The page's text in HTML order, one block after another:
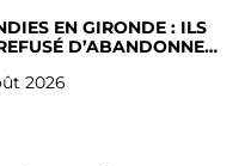
EN GIRONDE : ILS
D’ABANDONNER
2026